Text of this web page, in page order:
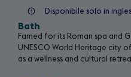
Disponibile solo in
Bath
Famed for its Roman spa and
UNESCO World Heritage city
as a wellness and cultural